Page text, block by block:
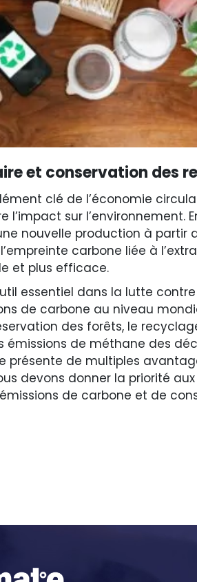
et conservation des
clé de l’économie
l’impact sur
nouvelle production à partir
carbone liée à
et plus efficace.
essentiel dans la lutte
de carbone au niveau
des forêts, le
émissions de méthane des
présente de multiples
devons donner la priorité
de carbone et de